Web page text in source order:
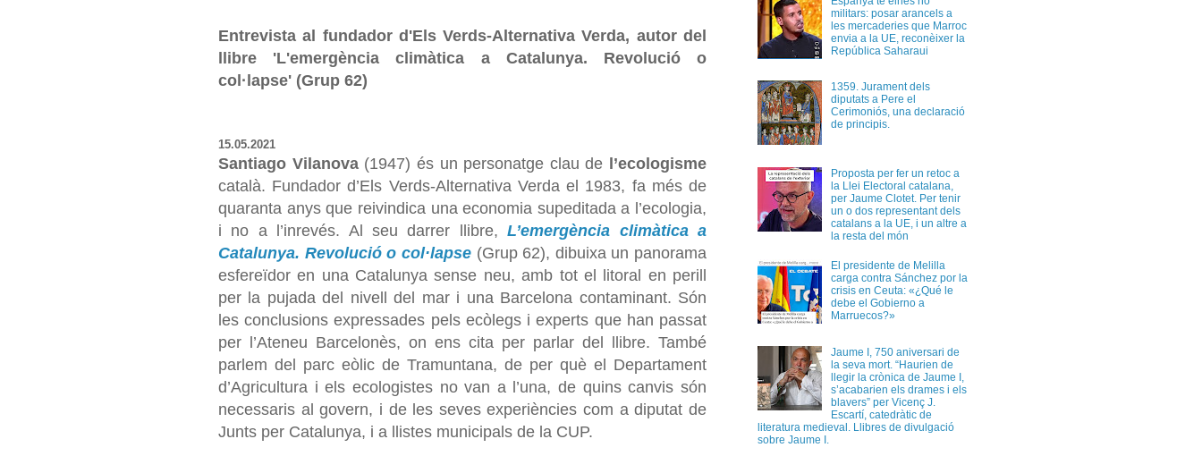
Entrevista al fundador d'Els Verds-Alternativa Verda, autor del
llibre 'L'emergència climàtica a Catalunya. Revolució o
col·lapse' (Grup 62)
15.05.2021
Santiago Vilanova(1947) és un personatge clau de l’ecologisme
català. Fundador d’Els Verds-Alternativa Verda el 1983, fa més de
quaranta anys que reivindica una economia supeditada a l’ecologia,
i no a l’inrevés. Al seu darrer llibre,L’emergència climàtica a
Catalunya. Revolució o col·lapse (Grup 62), dibuixa un panorama
esfereïdor en una Catalunya sense neu, amb tot el litoral en perill
per la pujada del nivell del mar i una Barcelona contaminant. Són
les conclusions expressades pels ecòlegs i experts que han passat
per l’Ateneu Barcelonès, on ens cita per parlar del llibre. També
parlem del parc eòlic de Tramuntana, de per què el Departament
d’Agricultura i els ecologistes no van a l’una, de quins canvis són
necessaris al govern, i de les seves experiències com a diputat de
Junts per Catalunya, i a llistes municipals de la CUP.
militars: posar arancels a
les mercaderies que Marroc
envia a la UE, reconèixer la
República Saharaui
1359. Jurament dels
diputats a Pere el
Cerimoniós, una declaració
de principis.
Proposta per fer un retoc a
la Llei Electoral catalana,
per Jaume Clotet. Per tenir
un o dos representant dels
catalans a la UE, i un altre a
la resta del món
El presidente de Melilla
carga contra Sánchez por la
crisis en Ceuta: «¿Qué le
debe el Gobierno a
Marruecos?»
Jaume I, 750 aniversari de
la seva mort. “Haurien de
llegir la crònica de Jaume I,
s’acabarien els drames i els
blavers” per Vicenç J.
Escartí, catedràtic de
literatura medieval. Llibres de divulgació
sobre Jaume I.